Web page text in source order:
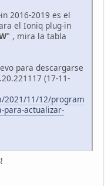
2016-2019 es el
el Ioniq plug-in
" , mira la tabla
para descargarse
(17-11-
2021/11/12/program
para-actualizar-